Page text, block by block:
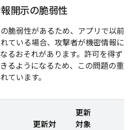
開示の脆弱性
脆弱性があるため、アプリで以前
ている場合、攻撃者が機密情報に
るおそれがあります。許可を得ず
るようになるため、この問題の重
ています。
更新対
更新
対象